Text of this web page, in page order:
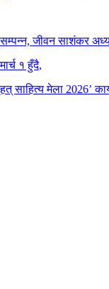
जीवन साशंकर
१ हुँदै,
साहित्य मेला 2026’